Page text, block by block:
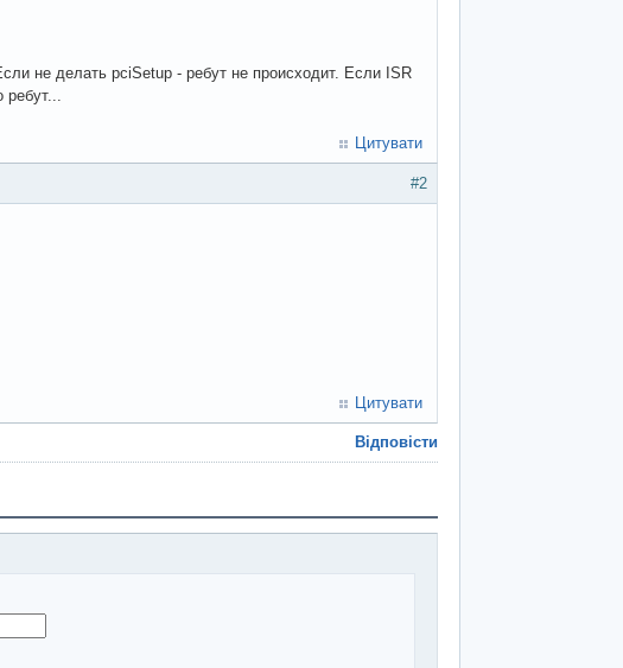
не делать pciSetup - ребут не происходит. Если ISR
Цитувати
#2
Цитувати
Відповісти